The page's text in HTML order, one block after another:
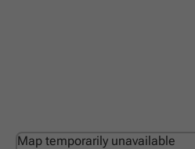
Map temporarily unavailable